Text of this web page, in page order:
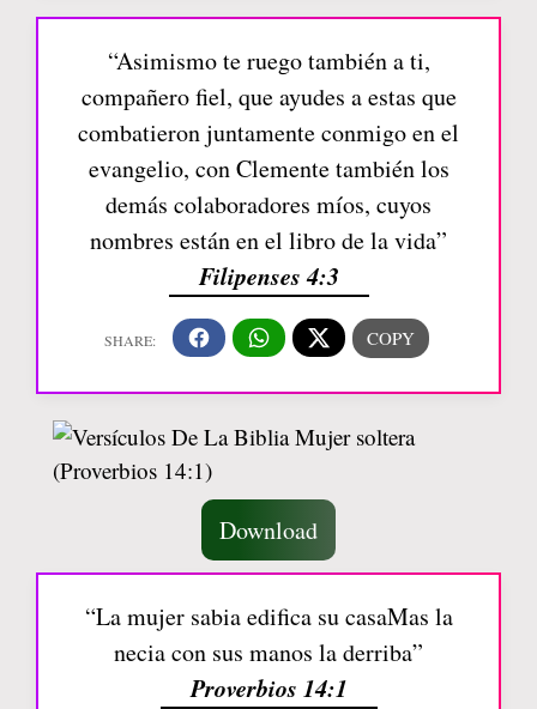
“Asimismo te ruego también a ti,
compañero fiel, que ayudes a estas que
combatieron juntamente conmigo en el
evangelio, con Clemente también los
demás colaboradores míos, cuyos
nombres están en el libro de la vida”
Filipenses 4:3
Download
“La mujer sabia edifica su casaMas la
necia con sus manos la derriba”
Proverbios 14:1